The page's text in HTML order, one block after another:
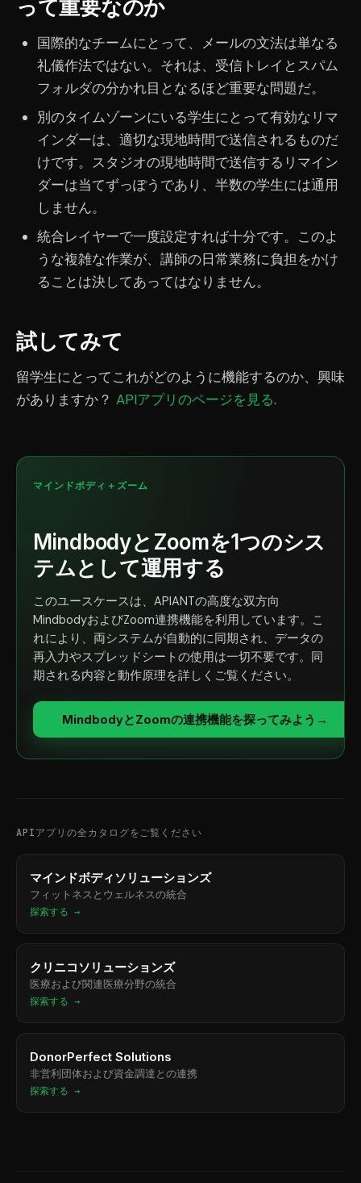
って重要なのか
国際的なチームにとって、メールの文法は単なる
礼儀作法ではない。それは、受信トレイとスパム
フォルダの分かれ目となるほど重要な問題だ。
別のタイムゾーンにいる学生にとって有効なリマ
インダーは、適切な現地時間で送信されるものだ
けです。スタジオの現地時間で送信するリマイン
ダーは当てずっぽうであり、半数の学生には通用
しません。
統合レイヤーで一度設定すれば十分です。このよ
うな複雑な作業が、講師の日常業務に負担をかけ
ることは決してあってはなりません。
試してみて
留学生にとってこれがどのように機能するのか、興味
がありますか？ APIアプリのページを見る.
マインドボディ＋ズーム
MindbodyとZoomを1つのシス
テムとして運用する
このユースケースは、APIANTの高度な双方向
MindbodyおよびZoom連携機能を利用しています。こ
れにより、両システムが自動的に同期され、データの
再入力やスプレッドシートの使用は一切不要です。同
期される内容と動作原理を詳しくご覧ください。
MindbodyとZoomの連携機能を探ってみよう →
APIアプリの全カタログをご覧ください
マインドボディソリューションズ
フィットネスとウェルネスの統合
探索する →
クリニコソリューションズ
医療および関連医療分野の統合
探索する →
DonorPerfect Solutions
非営利団体および資金調達との連携
探索する →